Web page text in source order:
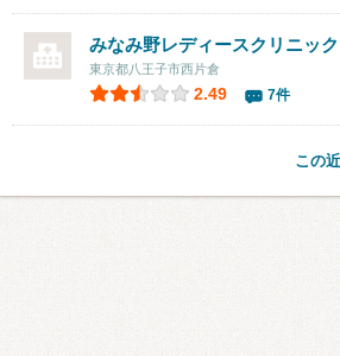
みなみ野レディースクリニック
東京都八王子市西片倉
2.49 7件
この